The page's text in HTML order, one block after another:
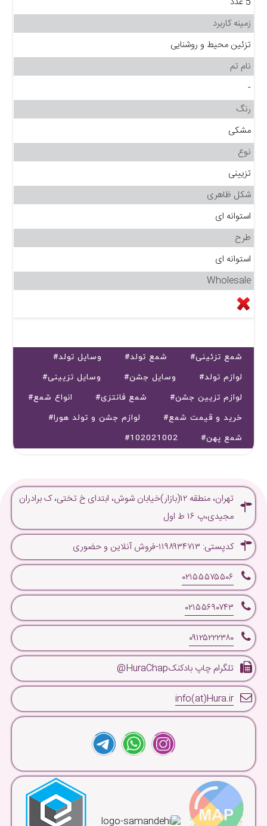
زمینه کاربرد
تزئین محیط و روشنایی
نام تم
-
رنگ
مشکی
نوع
تزیینی
شکل ظاهری
استوانه ای
طرح
استوانه ای
Wholesale
#شمع تزئینی #شمع تولد
#وسایل تولد
#لوازم تولد
#وسایل جشن
#وسایل تزیینی
#لوازم تزیین جشن
#شمع فانتزی
#انواع شمع
#خرید و قیمت شمع
#لوازم جشن و تولد هورا
#شمع پهن
#102021002
تهران، منطقه ۱۲(بازار)خیابان شوش، ابتدای خ تختی، ک برادران
مجیدی،پ ۱۶ ط اول
کدپستی: ۱۱۹۸۹۳۴۷۱۳-فروش آنلاین و حضوری
۰۲۱۵۵۵۷۵۵۰۶
۰۲۱۵۵۶۹۰۷۴۳
۰۹۱۲۵۲۲۲۳۸۰
تلگرام چاپ بادکنکHuraChap@
info(at)Hura.ir